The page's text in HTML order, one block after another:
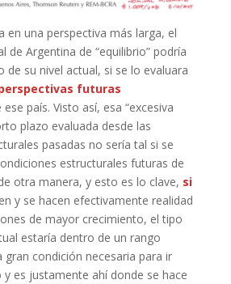
en una perspectiva más larga, el
de Argentina de “equilibrio” podría
de su nivel actual, si se lo evaluara
futuras
ese país. Visto así, esa “excesiva
plazo evaluada desde las
pasadas no sería tal si se
estructurales futuras de
otra manera, y esto es lo clave, si
y se hacen efectivamente realidad
de mayor crecimiento, el tipo
estaría dentro de un rango
gran condición necesaria para ir
y es justamente ahí donde se hace